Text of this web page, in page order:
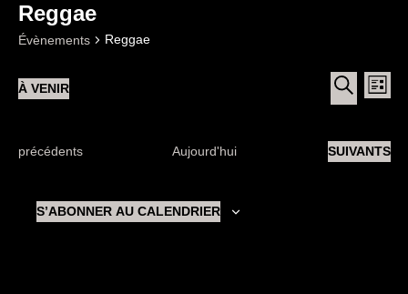
Reggae
Évènements Reggae
Recherche
et
navigation
Évènements
LISTE
À VENIR
date.
Évènements
précédents Aujourd'hui SUIVANTS
S’ABONNER AU CALENDRIER